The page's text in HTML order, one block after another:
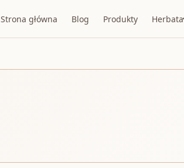
Strona główna Blog Produkty Herbata